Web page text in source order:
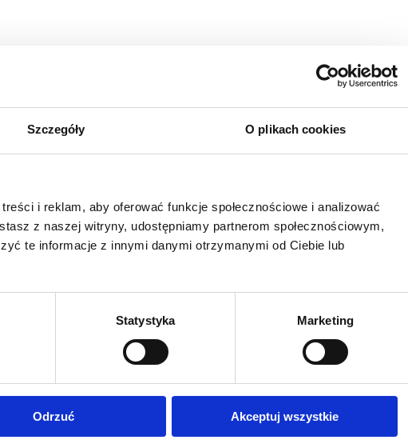
Szczegóły O plikach cookies
i reklam, aby oferować funkcje społecznościowe i analizować
z naszej witryny, udostępniamy partnerom społecznościowym,
te informacje z innymi danymi otrzymanymi od Ciebie lub
Statystyka Marketing
Odrzuć Akceptuj wszystkie